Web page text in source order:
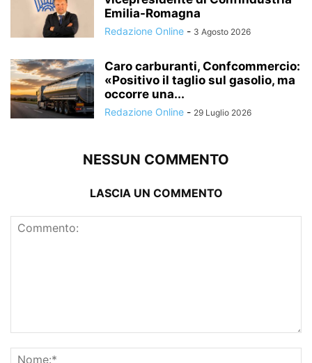
Emilia-Romagna
Redazione Online - 3 Agosto 2026
Caro carburanti, Confcommercio:
«Positivo il taglio sul gasolio, ma
occorre una...
Redazione Online - 29 Luglio 2026
NESSUN COMMENTO
LASCIA UN COMMENTO